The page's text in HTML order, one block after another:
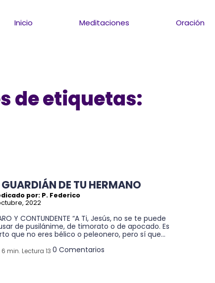
Inicio Meditaciones Oración
de etiquetas:
GUARDIÁN DE TU HERMANO
por: P. Federico
2022
Y CONTUNDENTE “A Ti, Jesús, no se te puede
de pusilánime, de timorato o de apocado. Es
que no eres bélico o peleonero, pero sí que...
6 min. Lectura 13 0 Comentarios